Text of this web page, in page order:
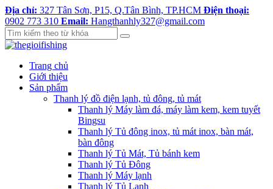
Địa chỉ: 327 Tân Sơn, P15, Q.Tân Bình, TP.HCM Điện thoại:
0902 773 310 Email: Hangthanhly327@gmail.com
Trang chủ
Giới thiệu
Sản phẩm
Thanh lý đồ điện lạnh, tủ đông, tủ mát
Thanh lý Máy làm đá, máy làm kem, kem tuyết
Bingsu
Thanh lý Tủ đông inox, tủ mát inox, bàn mát,
bàn đông
Thanh lý Tủ Mát, Tủ bánh kem
Thanh lý Tủ Đông
Thanh lý Máy lạnh
Thanh lý Tủ Lạnh